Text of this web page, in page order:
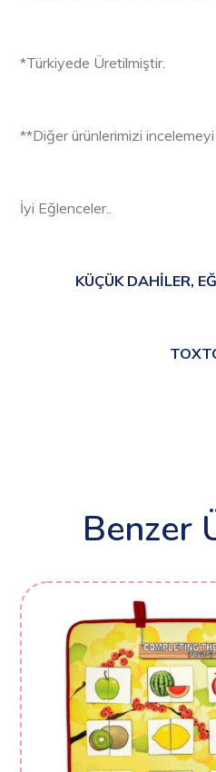
*Türkiyede Üretilmiştir.
**Diğer ürünlerimizi incelemeyi
İyi Eğlenceler..
KÜÇÜK DAHİLER,
Benzer